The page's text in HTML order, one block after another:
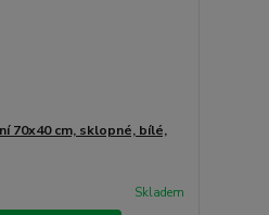
70x40 cm, sklopné, bílé,
Skladem